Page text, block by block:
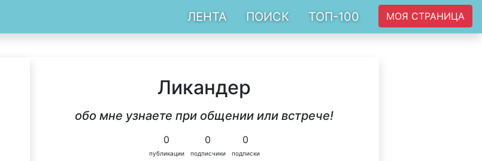
ЛЕНТА ПОИСК ТОП-100 МОЯ СТРАНИЦА
Ликандер
обо мне узнаете при общении или встрече!
0
публикации
0
подписчики
0
подписки